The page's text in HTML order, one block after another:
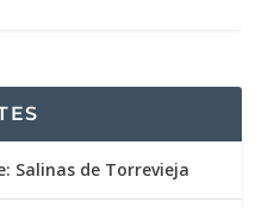
Salinas de Torrevieja